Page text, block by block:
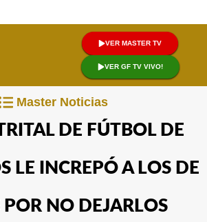
VER MASTER TV
VER GF TV VIVO!
Master Noticias
DE FÚTBOL DE
LE INCREPÓ A LOS DE
POR NO DEJARLOS